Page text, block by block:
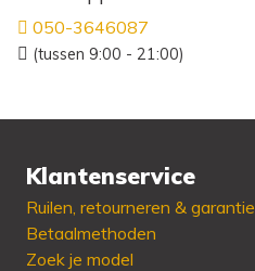
050-3646087
(tussen 9:00 - 21:00)
Klantenservice
Ruilen, retourneren & garantie
Betaalmethoden
Zoek je model